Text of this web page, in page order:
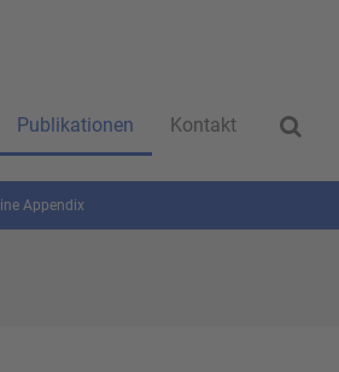
Publikationen Kontakt
Appendix